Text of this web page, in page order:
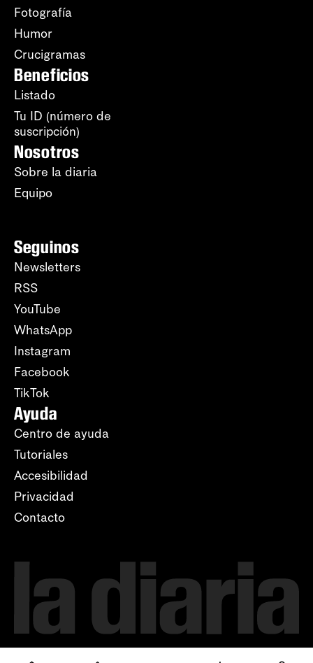
Fotografía
Humor
Crucigramas
Beneficios
Listado
Tu ID (número de
suscripción)
Nosotros
Sobre la diaria
Equipo
Seguinos
Newsletters
RSS
YouTube
WhatsApp
Instagram
Facebook
TikTok
Ayuda
Centro de ayuda
Tutoriales
Accesibilidad
Privacidad
Contacto